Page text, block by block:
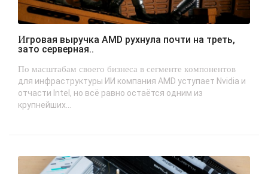
Игровая выручка AMD рухнула почти на треть,
зато серверная..
По масштабам своего бизнеса в сегменте компонентов
для инфраструктуры ИИ компания AMD уступает Nvidia и
отчасти Intel, но всё равно остаётся одним из
крупнейших...